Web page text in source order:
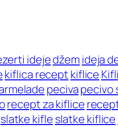
idejedžem ideja
kiflica recept kiflice
pecivapecivo
recept za kiflice
slatke kifle slatke kiflice